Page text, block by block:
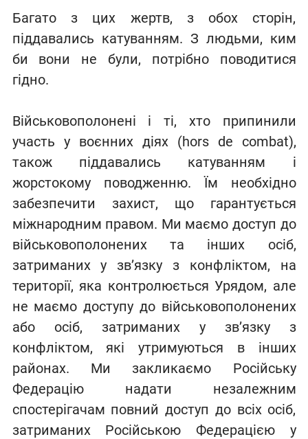
Багато з цих жертв, з обох сторін,
піддавались катуванням. З людьми, ким
би вони не були, потрібно поводитися
гідно.
Військовополонені і ті, хто припинили
участь у воєнних діях (hors de combat),
також піддавались катуванням і
жорстокому поводженню. Їм необхідно
забезпечити захист, що гарантується
міжнародним правом. Ми маємо доступ до
військовополонених та інших осіб,
затриманих у зв’язку з конфліктом, на
території, яка контролюється Урядом, але
не маємо доступу до військовополонених
або осіб, затриманих у зв’язку з
конфліктом, які утримуються в інших
районах. Ми закликаємо Російську
Федерацію надати незалежним
спостерігачам повний доступ до всіх осіб,
затриманих Російською Федерацією у